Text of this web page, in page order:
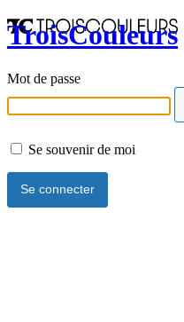
TroisCouleurs
Mot de passe
Se souvenir de moi